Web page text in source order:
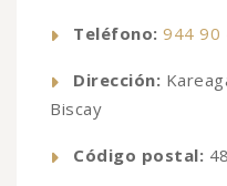
Teléfono: 944 90
Dirección:
Biscay
Código postal: